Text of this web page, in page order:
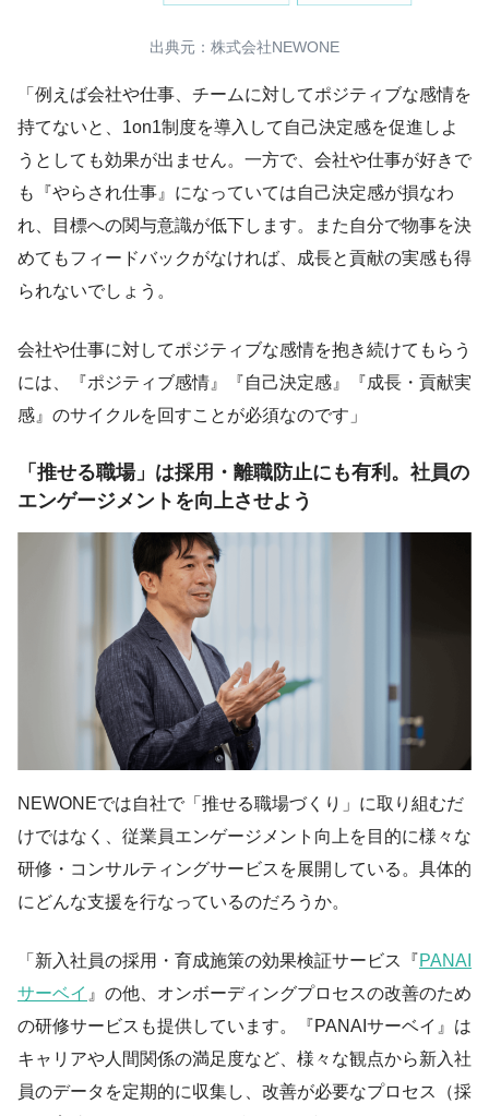
出典元：株式会社NEWONE
「例えば会社や仕事、チームに対してポジティブな感情を
持てないと、1on1制度を導入して自己決定感を促進しよ
うとしても効果が出ません。一方で、会社や仕事が好きで
も『やらされ仕事』になっていては自己決定感が損なわ
れ、目標への関与意識が低下します。また自分で物事を決
めてもフィードバックがなければ、成長と貢献の実感も得
られないでしょう。
会社や仕事に対してポジティブな感情を抱き続けてもらう
には、『ポジティブ感情』『自己決定感』『成長・貢献実
感』のサイクルを回すことが必須なのです」
「推せる職場」は採用・離職防止にも有利。社員の
エンゲージメントを向上させよう
NEWONEでは自社で「推せる職場づくり」に取り組むだ
けではなく、従業員エンゲージメント向上を目的に様々な
研修・コンサルティングサービスを展開している。具体的
にどんな支援を行なっているのだろうか。
「新入社員の採用・育成施策の効果検証サービス『PANAI
サーベイ 』の他、オンボーディングプロセスの改善のため
の研修サービスも提供しています。『PANAIサーベイ』は
キャリアや人間関係の満足度など、様々な観点から新入社
員のデータを定期的に収集し、改善が必要なプロセス（採